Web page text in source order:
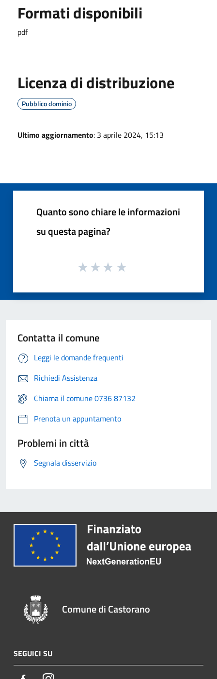
Formati disponibili
pdf
Licenza di distribuzione
Pubblico dominio
Ultimo aggiornamento: 3 aprile 2024, 15:13
Quanto sono chiare le informazioni
su questa pagina?
Contatta il comune
Leggi le domande frequenti
Richiedi Assistenza
Chiama il comune 0736 87132
Prenota un appuntamento
Problemi in città
Segnala disservizio
Comune di Castorano
SEGUICI SU